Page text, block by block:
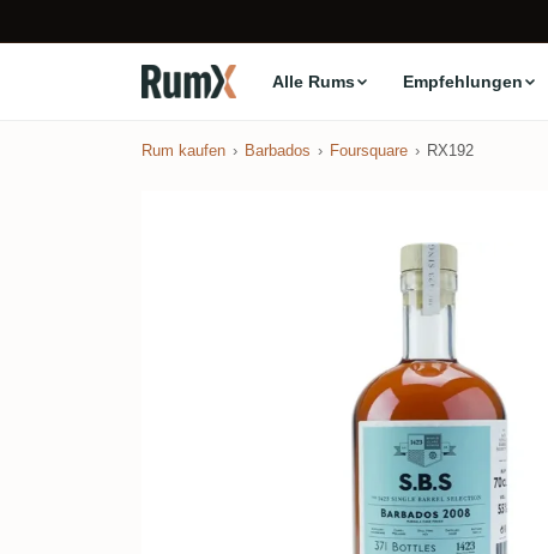
Alle Rums Empfehlungen
Rum kaufen Barbados Foursquare RX192